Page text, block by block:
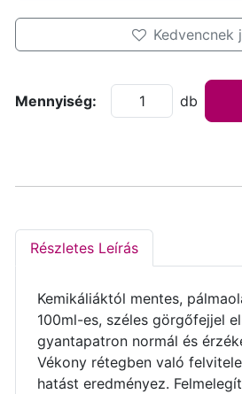
Kedvencnek
Mennyiség: db
Részletes Leírás
Kemikáliáktól mentes,
100ml-es, széles görgőfejjel
gyantapatron normál és
Vékony rétegben való
hatást eredményez.